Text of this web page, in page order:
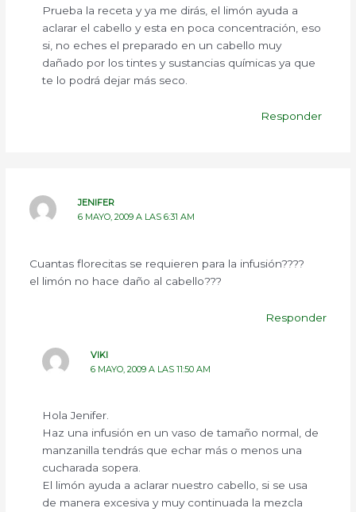
Prueba la receta y ya me dirás, el limón ayuda a
aclarar el cabello y esta en poca concentración, eso
si, no eches el preparado en un cabello muy
dañado por los tintes y sustancias químicas ya que
te lo podrá dejar más seco.
Responder
JENIFER
6 MAYO, 2009 A LAS 6:31 AM
Cuantas florecitas se requieren para la infusión????
el limón no hace daño al cabello???
Responder
VIKI
6 MAYO, 2009 A LAS 11:50 AM
Hola Jenifer.
Haz una infusión en un vaso de tamaño normal, de
manzanilla tendrás que echar más o menos una
cucharada sopera.
El limón ayuda a aclarar nuestro cabello, si se usa
de manera excesiva y muy continuada la mezcla